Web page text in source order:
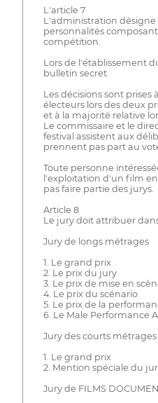
L'article 7
L'administration désigne
personnalités
compétition.
Lors de l'établissement
bulletin secret.
Les décisions sont prises
électeurs lors des deux
et à la majorité relative
Le commissaire et le
festival assistent aux
prennent pas part au
Toute personne
l'exploitation d'un film
pas faire partie des jurys.
Article 8
Le jury doit attribuer
Jury de longs métrages
1. Le grand prix
2. Le prix du jury
3. Le prix de mise en
4. Le prix du scénario
5. Le prix de la
6. Le Male Performance
Jury des courts métrages
1. Le grand prix
2. Mention spéciale du
Jury de FILMS